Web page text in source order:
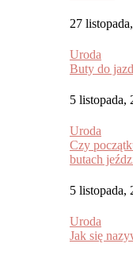
27
Uroda
Buty do
5 listopada,
Uroda
Czy
butach
5 listopada,
Uroda
Jak się